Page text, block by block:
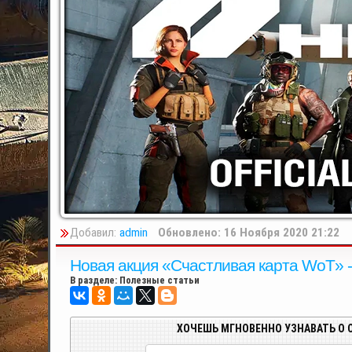
Добавил: admin Обновлено: 16 Ноября 2020 21:22
Новая акция «Счастливая карта WoT»
В разделе: Полезные статьи
ХОЧЕШЬ МГНОВЕННО УЗНАВАТЬ О